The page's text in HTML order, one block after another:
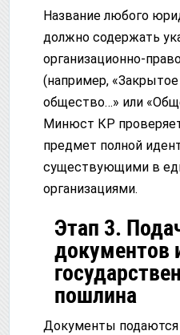
Название любого
должно содержать
организационно-
(например,
общество…» или
Минюст КР
предмет полной
существующими в
организациями.
Этап 3.
документов
пошлина
Документы подаются